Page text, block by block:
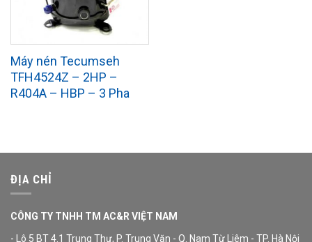
Máy nén Tecumseh
TFH4524Z – 2HP –
R404A – HBP – 3 Pha
ĐỊA CHỈ
CÔNG TY TNHH TM AC&R VIỆT NAM
- Lô 5 BT 4.1 Trung Thư, P. Trung Văn - Q. Nam Từ Liêm - TP. Hà Nội